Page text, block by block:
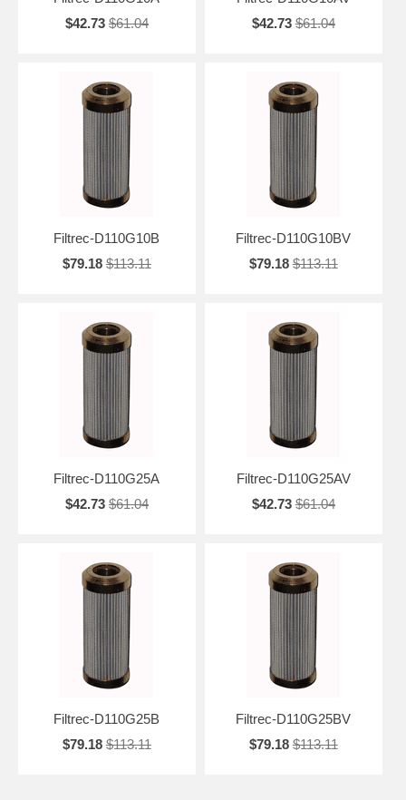
$42.73 $61.04
$42.73 $61.04
Filtrec-D110G10B
$79.18 $113.11
Filtrec-D110G10BV
$79.18 $113.11
Filtrec-D110G25A
$42.73 $61.04
Filtrec-D110G25AV
$42.73 $61.04
Filtrec-D110G25B
$79.18 $113.11
Filtrec-D110G25BV
$79.18 $113.11